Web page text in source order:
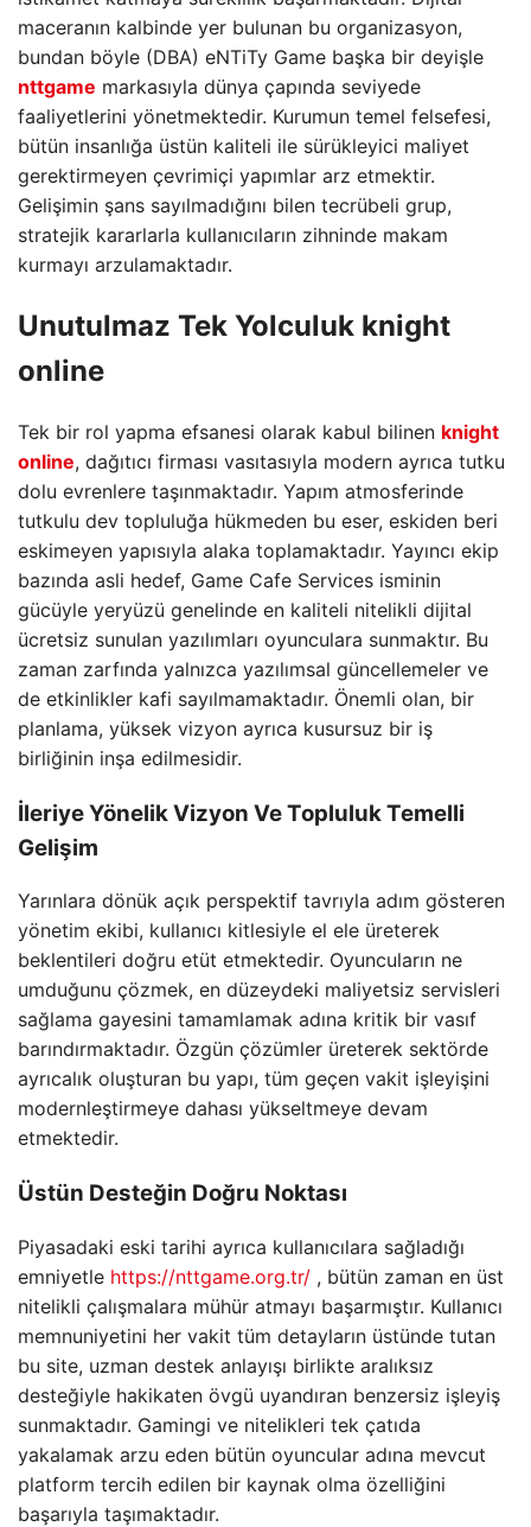
maceranın kalbinde yer bulunan bu organizasyon,
bundan böyle (DBA) eNTiTy Game başka bir deyişle
nttgame markasıyla dünya çapında seviyede
faaliyetlerini yönetmektedir. Kurumun temel felsefesi,
bütün insanlığa üstün kaliteli ile sürükleyici maliyet
gerektirmeyen çevrimiçi yapımlar arz etmektir.
Gelişimin şans sayılmadığını bilen tecrübeli grup,
stratejik kararlarla kullanıcıların zihninde makam
kurmayı arzulamaktadır.
Unutulmaz Tek Yolculuk knight
online
Tek bir rol yapma efsanesi olarak kabul bilinen knight
online, dağıtıcı firması vasıtasıyla modern ayrıca tutku
dolu evrenlere taşınmaktadır. Yapım atmosferinde
tutkulu dev topluluğa hükmeden bu eser, eskiden beri
eskimeyen yapısıyla alaka toplamaktadır. Yayıncı ekip
bazında asli hedef, Game Cafe Services isminin
gücüyle yeryüzü genelinde en kaliteli nitelikli dijital
ücretsiz sunulan yazılımları oyunculara sunmaktır. Bu
zaman zarfında yalnızca yazılımsal güncellemeler ve
de etkinlikler kafi sayılmamaktadır. Önemli olan, bir
planlama, yüksek vizyon ayrıca kusursuz bir iş
birliğinin inşa edilmesidir.
İleriye Yönelik Vizyon Ve Topluluk Temelli
Gelişim
Yarınlara dönük açık perspektif tavrıyla adım gösteren
yönetim ekibi, kullanıcı kitlesiyle el ele üreterek
beklentileri doğru etüt etmektedir. Oyuncuların ne
umduğunu çözmek, en düzeydeki maliyetsiz servisleri
sağlama gayesini tamamlamak adına kritik bir vasıf
barındırmaktadır. Özgün çözümler üreterek sektörde
ayrıcalık oluşturan bu yapı, tüm geçen vakit işleyişini
modernleştirmeye dahası yükseltmeye devam
etmektedir.
Üstün Desteğin Doğru Noktası
Piyasadaki eski tarihi ayrıca kullanıcılara sağladığı
emniyetle https://nttgame.org.tr/ , bütün zaman en üst
nitelikli çalışmalara mühür atmayı başarmıştır. Kullanıcı
memnuniyetini her vakit tüm detayların üstünde tutan
bu site, uzman destek anlayışı birlikte aralıksız
desteğiyle hakikaten övgü uyandıran benzersiz işleyiş
sunmaktadır. Gamingi ve nitelikleri tek çatıda
yakalamak arzu eden bütün oyuncular adına mevcut
platform tercih edilen bir kaynak olma özelliğini
başarıyla taşımaktadır.